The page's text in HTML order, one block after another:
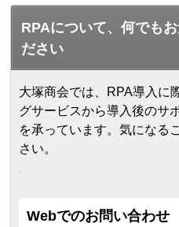
RPAについて、何でも
ださい
大塚商会では、RPA導入に
グサービスから導入後のサ
を承っています。気になる
さい。
Webでのお問い合わせ